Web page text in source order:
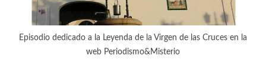
Episodio dedicado a la Leyenda de la Virgen de las Cruces en la
web Periodismo&Misterio